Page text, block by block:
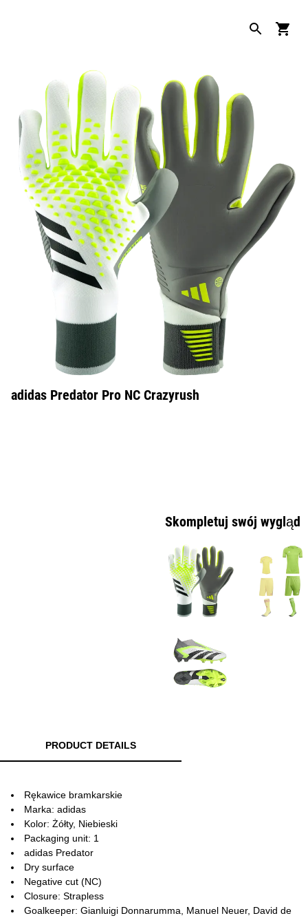
adidas Predator Pro NC Crazyrush
Skompletuj swój wygląd
PRODUCT DETAILS
Rękawice bramkarskie
Marka: adidas
Kolor: Żółty, Niebieski
Packaging unit: 1
adidas Predator
Dry surface
Negative cut (NC)
Closure: Strapless
Goalkeeper: Gianluigi Donnarumma, Manuel Neuer, David de